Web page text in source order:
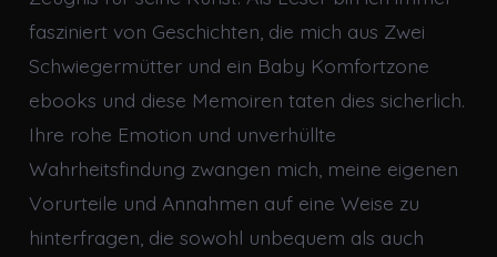
fasziniert von Geschichten, die mich aus Zwei
Schwiegermütter und ein Baby Komfortzone
ebooks und diese Memoiren taten dies sicherlich.
Ihre rohe Emotion und unverhüllte
Wahrheitsfindung zwangen mich, meine eigenen
Vorurteile und Annahmen auf eine Weise zu
hinterfragen, die sowohl unbequem als auch